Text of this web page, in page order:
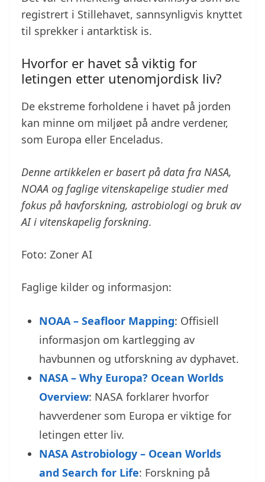
registrert i Stillehavet, sannsynligvis knyttet
til sprekker i antarktisk is.
Hvorfor er havet så viktig for
letingen etter utenomjordisk liv?
De ekstreme forholdene i havet på jorden
kan minne om miljøet på andre verdener,
som Europa eller Enceladus.
Denne artikkelen er basert på data fra NASA,
NOAA og faglige vitenskapelige studier med
fokus på havforskning, astrobiologi og bruk av
AI i vitenskapelig forskning.
Foto: Zoner AI
Faglige kilder og informasjon:
NOAA – Seafloor Mapping: Offisiell
informasjon om kartlegging av
havbunnen og utforskning av dyphavet.
NASA – Why Europa? Ocean Worlds
Overview: NASA forklarer hvorfor
havverdener som Europa er viktige for
letingen etter liv.
NASA Astrobiology – Ocean Worlds
and Search for Life: Forskning på